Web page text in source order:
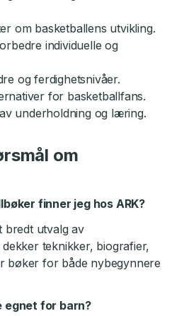
om basketballens utvikling.
individuelle og
og ferdighetsnivåer.
for basketballfans.
underholdning og læring.
om
finner jeg hos ARK?
bredt utvalg av
teknikker, biografier,
bøker for både nybegynnere
egnet for barn?